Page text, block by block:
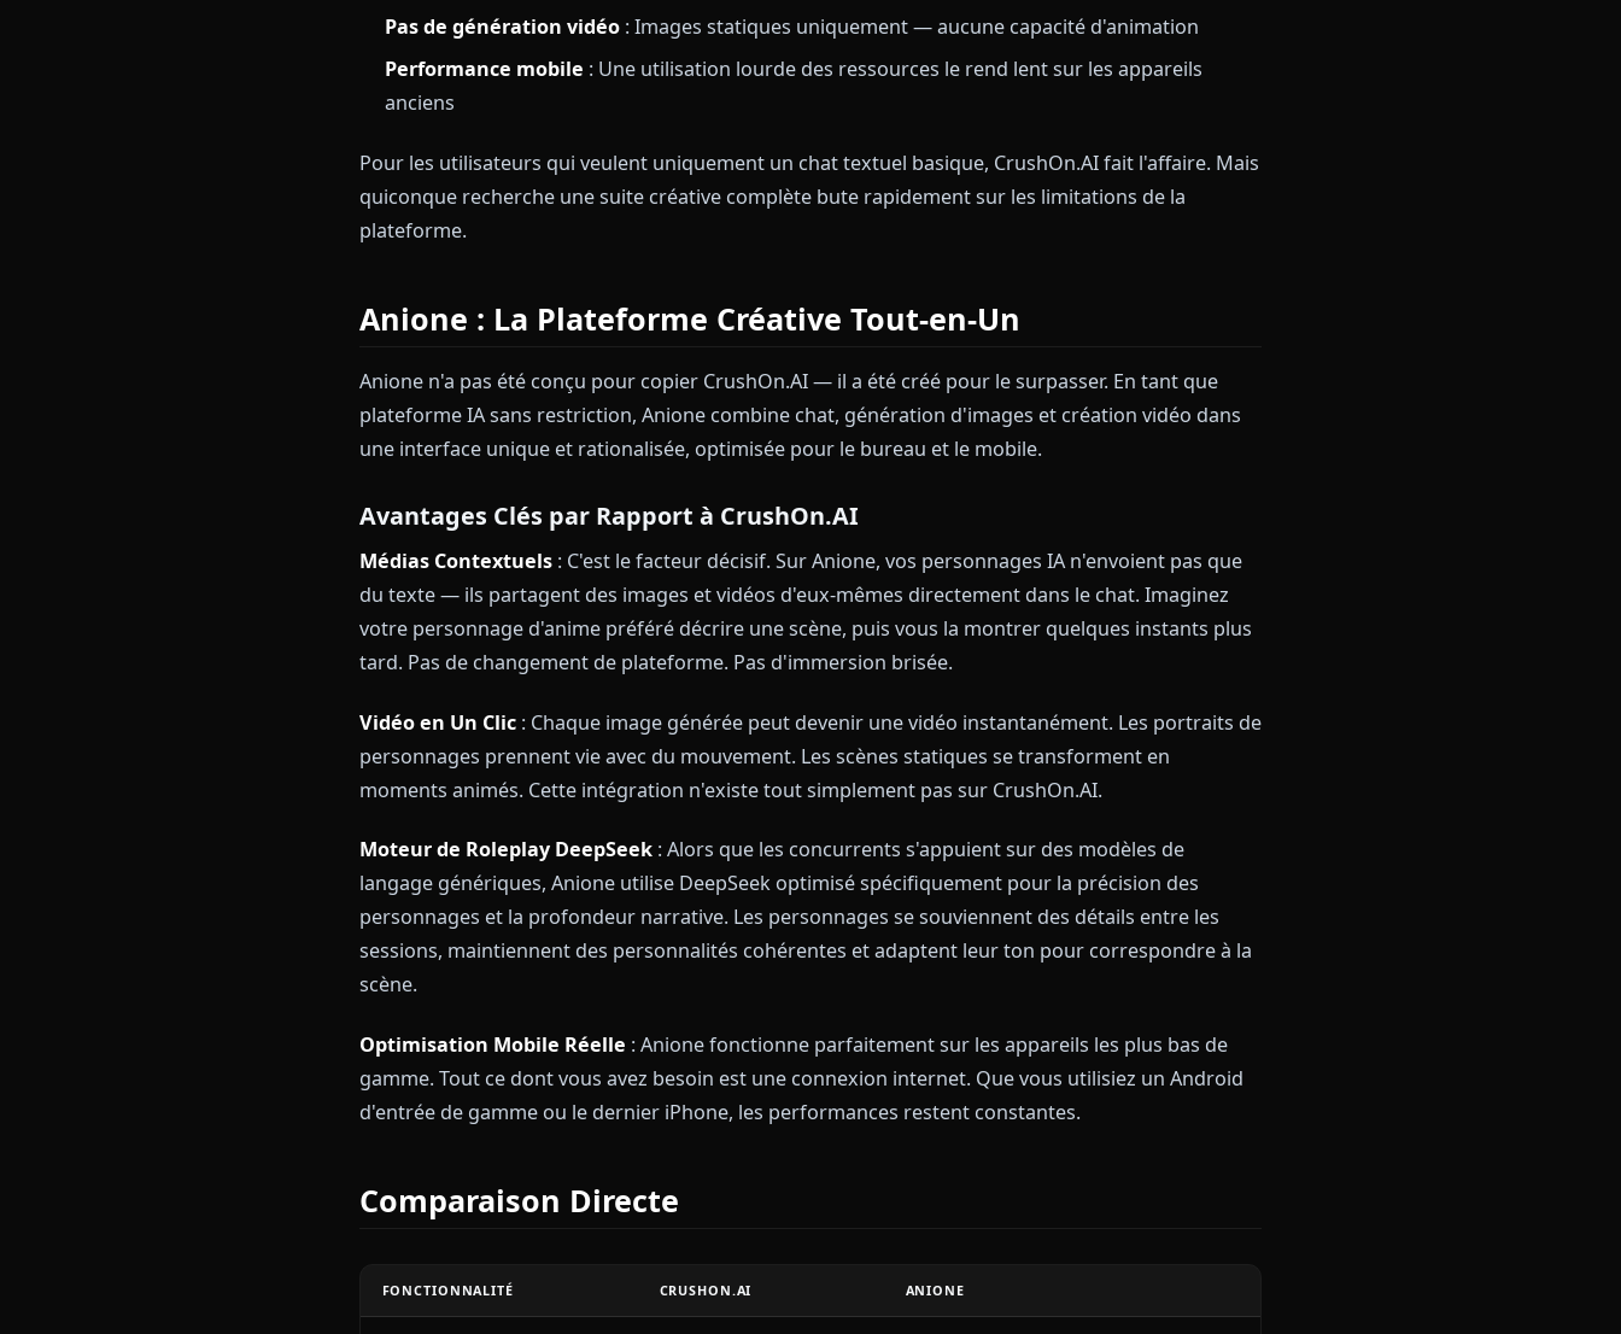
Les Faiblesses de CrushOn.AI
Expérience fragmentée
Tarification élevée: Les fonctionnalités premium sont verrouillées derrière plusieurs niveaux
d'abonnement
oubliées
Performance mobile: Une utilisation lourde des ressources le rend lent sur les appareils
anciens
Pour les utilisateurs qui veulent uniquement un chat textuel basique, CrushOn.AI fait l'affaire. Mais
quiconque recherche une suite créative complète bute rapidement sur les limitations de la
plateforme.
Anione : La Plateforme Créative Tout-en-Un
Anione n'a pas été conçu pour copier CrushOn.AI — il a été créé pour le surpasser. En tant que
plateforme IA sans restriction, Anione combine chat, génération d'images et création vidéo dans
Avantages Clés par Rapport à CrushOn.AI
Médias Contextuels : C'est le facteur décisif. Sur Anione, vos personnages IA n'envoient pas que
du texte — ils partagent des images et vidéos d'eux-mêmes directement dans le chat. Imaginez
votre personnage d'anime préféré décrire une scène, puis vous la montrer quelques instants plus
tard. Pas de changement de plateforme. Pas d'immersion brisée.
Vidéo en Un Clic
: Chaque image générée peut devenir une vidéo instantanément. Les portraits de
moments animés. Cette intégration n'existe tout simplement pas sur CrushOn.AI.
Moteur de Roleplay DeepSeek
langage génériques, Anione utilise DeepSeek optimisé spécifiquement pour la précision des